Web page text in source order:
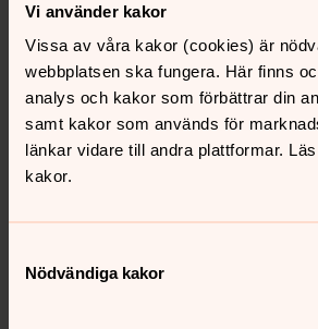
Vi använder kakor
Vissa av våra kakor (cookies) är
webbplatsen ska fungera. Här finns
analys och kakor som förbättrar din
samt kakor som används för
länkar vidare till andra plattformar.
kakor.
Nödvändiga kakor
Vilka rättigheter har du?
Enskede-Årsta församling ansvarar
dina personuppgifter om inte annat
information om dina rättigheter enligt
dataskyddsförordningen,se
integritetspolicy. Där hittar du även